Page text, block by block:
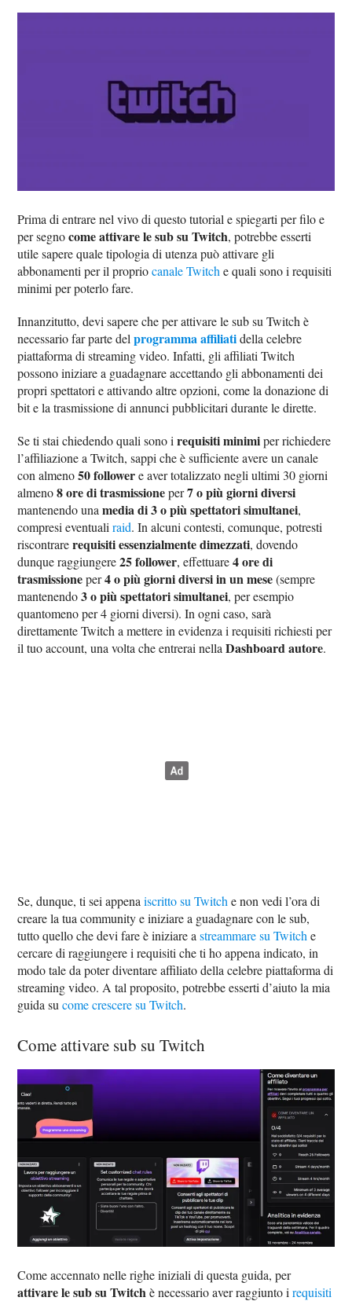
Prima di entrare nel vivo di questo tutorial e spiegarti per filo e
per segnocome attivare le sub su Twitch, potrebbe esserti
utile sapere quale tipologia di utenza può attivare gli
abbonamenti per il propriocanale Twitch e quali sono i requisiti
minimi per poterlo fare.
Innanzitutto, devi sapere che per attivare le sub su Twitch è
necessario far parte delprogramma affiliatidella celebre
piattaforma di streaming video. Infatti, gli affiliati Twitch
possono iniziare a guadagnare accettando gli abbonamenti dei
propri spettatori e attivando altre opzioni, come la donazione di
bit e la trasmissione di annunci pubblicitari durante le dirette.
Se ti stai chiedendo quali sono irequisiti minimiper richiedere
l’affiliazione a Twitch, sappi che è sufficiente avere un canale
con almeno50 followere aver totalizzato negli ultimi 30 giorni
almeno8 ore di trasmissioneper7 o più giorni diversi
mantenendo unamedia di 3 o più spettatori simultanei,
compresi eventualiraid. In alcuni contesti, comunque, potresti
riscontrarerequisiti essenzialmente dimezzati, dovendo
dunque raggiungere25 follower, effettuare4 ore di
trasmissioneper4 o più giorni diversi in un mese(sempre
mantenendo3 o più spettatori simultanei, per esempio
quantomeno per 4 giorni diversi). In ogni caso, sarà
direttamente Twitch a mettere in evidenza i requisiti richiesti per
il tuo account, una volta che entrerai nellaDashboard autore.
Se, dunque, ti sei appenaiscritto su Twitch e non vedi l’ora di
creare la tua community e iniziare a guadagnare con le sub,
tutto quello che devi fare è iniziare astreammare su Twitch e
cercare di raggiungere i requisiti che ti ho appena indicato, in
modo tale da poter diventare affiliato della celebre piattaforma di
streaming video. A tal proposito, potrebbe esserti d’aiuto la mia
guida sucome crescere su Twitch.
Come attivare sub su Twitch
Come accennato nelle righe iniziali di questa guida, per
attivare le sub su Twitchè necessario aver raggiunto irequisiti